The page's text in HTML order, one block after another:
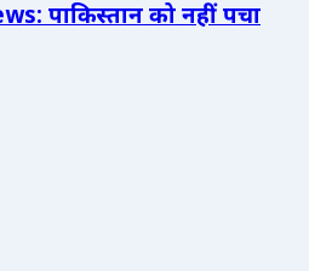
पाकिस्तान को नहीं पचा